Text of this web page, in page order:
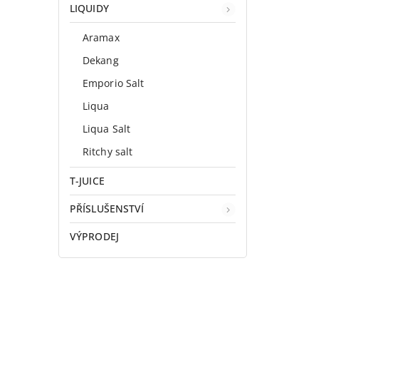
LIQUIDY
Aramax
Dekang
Emporio Salt
Liqua
Liqua Salt
Ritchy salt
T-JUICE
PŘÍSLUŠENSTVÍ
VÝPRODEJ